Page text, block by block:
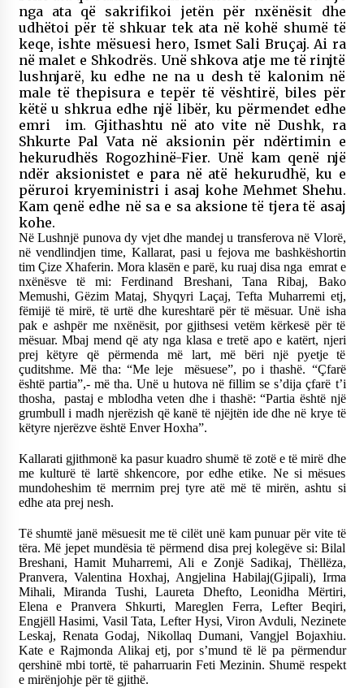
nga ata që sakrifikoi jetën për nxënësit dhe
udhëtoi për të shkuar tek ata në kohë shumë të
keqe, ishte mësuesi hero, Ismet Sali Bruçaj. Ai ra
në malet e Shkodrës. Unë shkova atje me të rinjtë
lushnjarë, ku edhe ne na u desh të kalonim në
male të thepisura e tepër të vështirë, biles për
këtë u shkrua edhe një libër, ku përmendet edhe
emri im. Gjithashtu në ato vite në Dushk, ra
Shkurte Pal Vata në aksionin për ndërtimin e
hekurudhës Rogozhinë-Fier. Unë kam qenë një
ndër aksionistet e para në atë hekurudhë, ku e
përuroi kryeministri i asaj kohe Mehmet Shehu.
Kam qenë edhe në sa e sa aksione të tjera të asaj
kohe.
Në Lushnjë punova dy vjet dhe mandej u transferova në Vlorë,
në vendlindjen time, Kallarat, pasi u fejova me bashkëshortin
tim Çize Xhaferin. Mora klasën e parë, ku ruaj disa nga emrat e
nxënësve të mi: Ferdinand Breshani, Tana Ribaj, Bako
Memushi, Gëzim Mataj, Shyqyri Laçaj, Tefta Muharremi etj,
fëmijë të mirë, të urtë dhe kureshtarë për të mësuar. Unë isha
pak e ashpër me nxënësit, por gjithsesi vetëm kërkesë për të
mësuar. Mbaj mend që aty nga klasa e tretë apo e katërt, njeri
prej këtyre që përmenda më lart, më bëri një pyetje të
çuditshme. Më tha: “Me leje mësuese”, po i thashë. “Çfarë
është partia”,- më tha. Unë u hutova në fillim se s’dija çfarë t’i
thosha, pastaj e mblodha veten dhe i thashë: “Partia është një
grumbull i madh njerëzish që kanë të njëjtën ide dhe në krye të
këtyre njerëzve është Enver Hoxha”.
Kallarati gjithmonë ka pasur kuadro shumë të zotë e të mirë dhe
me kulturë të lartë shkencore, por edhe etike. Ne si mësues
mundoheshim të merrnim prej tyre atë më të mirën, ashtu si
edhe ata prej nesh.
Të shumtë janë mësuesit me të cilët unë kam punuar për vite të
tëra. Më jepet mundësia të përmend disa prej kolegëve si: Bilal
Breshani, Hamit Muharremi, Ali e Zonjë Sadikaj, Thëllëza,
Pranvera, Valentina Hoxhaj, Angjelina Habilaj(Gjipali), Irma
Mihali, Miranda Tushi, Laureta Dhefto, Leonidha Mërtiri,
Elena e Pranvera Shkurti, Mareglen Ferra, Lefter Beqiri,
Engjëll Hasimi, Vasil Tata, Lefter Hysi, Viron Avduli, Nezinete
Leskaj, Renata Godaj, Nikollaq Dumani, Vangjel Bojaxhiu.
Kate e Rajmonda Alikaj etj, por s’mund të lë pa përmendur
qershinë mbi tortë, të paharruarin Feti Mezinin. Shumë respekt
e mirënjohje për të gjithë.